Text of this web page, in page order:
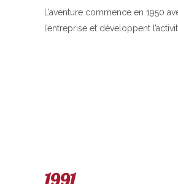
L’aventure commence en 1950
l’entreprise et développent